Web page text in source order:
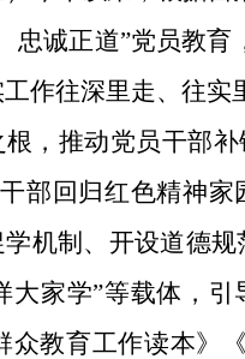
诚正道”党员教育
作往深里走、往实
，推动党员干部
部回归红色精神
机制、开设道德
大家学”等载体，
众教育工作读本